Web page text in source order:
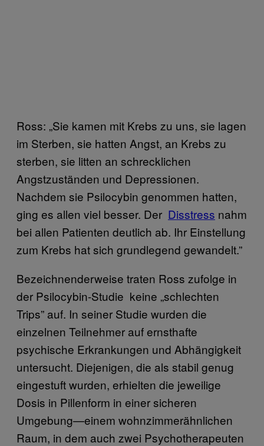
Ross: „Sie kamen mit Krebs zu uns, sie lagen
im Sterben, sie hatten Angst, an Krebs zu
sterben, sie litten an schrecklichen
Angstzuständen und Depressionen.
Nachdem sie Psilocybin genommen hatten,
ging es allen viel besser. Der ​Disstress nahm
bei allen Patienten deutlich ab. Ihr Einstellung
zum Krebs hat sich grundlegend gewandelt.”
Bezeichnenderweise traten Ross zufolge in
der Psilocybin-Studie keine „schlechten
Trips” auf. In seiner Studie wurden die
einzelnen Teilnehmer auf ernsthafte
psychische Erkrankungen und Abhängigkeit
untersucht. Diejenigen, die als stabil genug
eingestuft wurden, erhielten die jeweilige
Dosis in Pillenform in einer sicheren
Umgebung—einem wohnzimmerähnlichen
Raum, in dem auch zwei Psychotherapeuten